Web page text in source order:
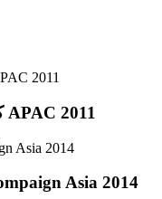
کنفرانس تامین کنندگان ایتون APAC 2011
Asia 2014